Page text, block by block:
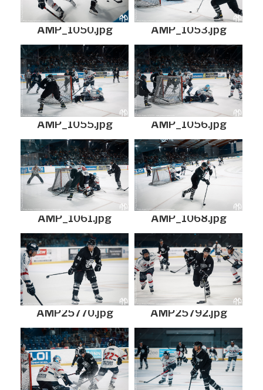
AMP_1050.jpg AMP_1053.jpg
AMP_1055.jpg AMP_1056.jpg
AMP_1061.jpg AMP_1068.jpg
AMP25770.jpg AMP25792.jpg